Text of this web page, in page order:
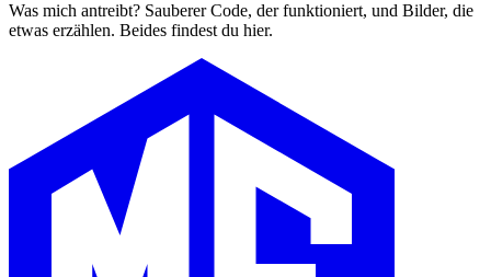
Was mich antreibt? Sauberer Code, der funktioniert, und Bilder, die
etwas erzählen. Beides findest du hier.